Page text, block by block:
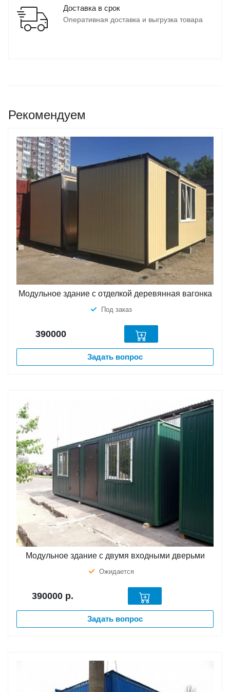
Доставка в срок
Оперативная доставка и выгрузка товара
Рекомендуем
Модульное здание с отделкой деревянная вагонка
Под заказ
390000
Задать вопрос
Модульное здание с двумя входными дверьми
Ожидается
390000 р.
Задать вопрос